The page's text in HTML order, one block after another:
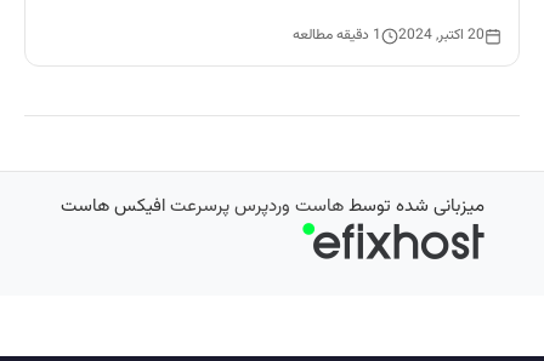
20 اکتبر, 2024 1 دقیقه مطالعه
میزبانی شده توسطهاست وردپرس پرسرعتافیکس هاست